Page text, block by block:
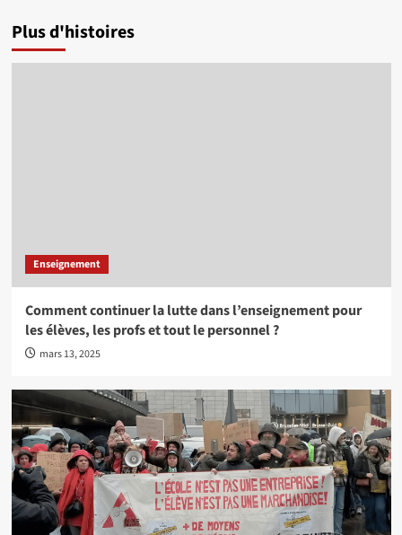
Plus d'histoires
Enseignement
Comment continuer la lutte dans l’enseignement pour
les élèves, les profs et tout le personnel ?
mars 13, 2025